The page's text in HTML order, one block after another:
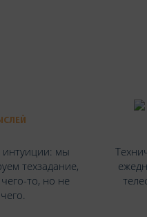
интуиции: мы
техзадание,
то, но не